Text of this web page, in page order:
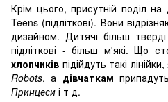
Крім цього, присутній поділ
Teens (підліткові). Вони
дизайном. Дитячі більш
підліткові - більш м'які. Що
хлопчиків підійдуть такі
Robots, а дівчаткам
Принцеси і т д.